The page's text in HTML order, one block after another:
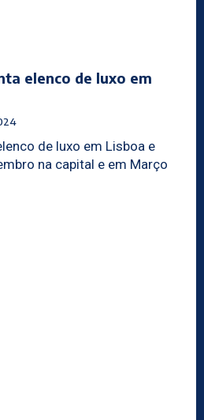
elenco de luxo em
de luxo em Lisboa e
na capital e em Março